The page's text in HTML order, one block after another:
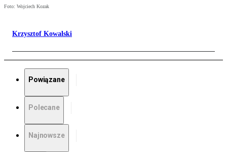
Foto: Wojciech Kozak
Krzysztof Kowalski
Powiązane
Polecane
Najnowsze